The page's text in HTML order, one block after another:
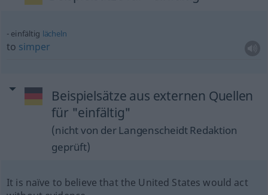
einfältig lächeln
to simper
Beispielsätze aus externen Quellen
für "einfältig"
(nicht von der Langenscheidt Redaktion
geprüft)
It is naïve to believe that the United States would act